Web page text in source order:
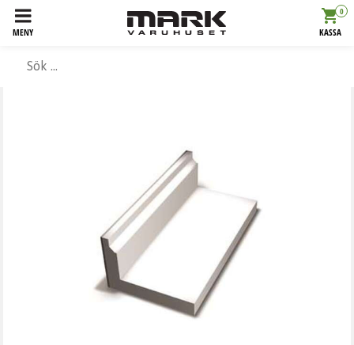
MENY
0
KASSA